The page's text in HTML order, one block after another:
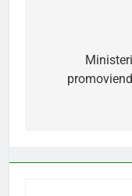
navigation